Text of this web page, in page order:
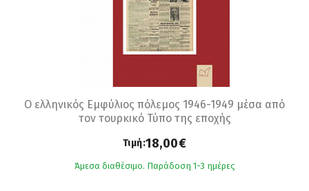
Ο ελληνικός Εμφύλιος πόλεμος 1946-1949 μέσα από
τον τουρκικό Τύπο της εποχής
Τιμή:18,00€
Άμεσα διαθέσιμο. Παράδοση 1-3 ημέρες